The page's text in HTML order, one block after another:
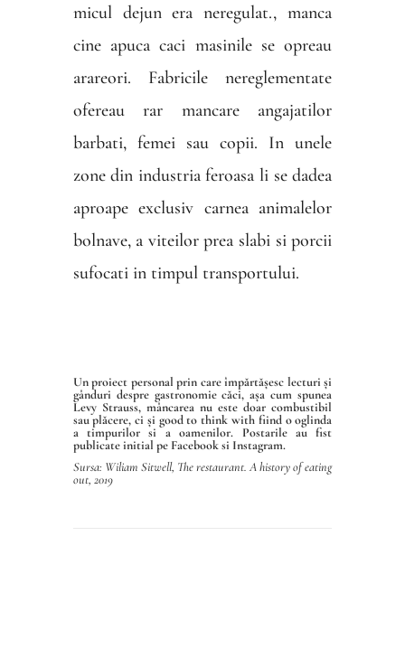
micul dejun era neregulat., manca
cine apuca caci masinile se opreau
arareori. Fabricile nereglementate
ofereau rar mancare angajatilor
barbati, femei sau copii. In unele
zone din industria feroasa li se dadea
aproape exclusiv carnea animalelor
bolnave, a viteilor prea slabi si porcii
sufocati in timpul transportului.
Un proiect personal prin care împărtășesc lecturi și
gânduri despre gastronomie căci, așa cum spunea
Levy Strauss, mâncarea nu este doar combustibil
sau plăcere, ci și good to think with fiind o oglinda
a timpurilor si a oamenilor. Postarile au fist
publicate initial pe Facebook si Instagram.
Sursa: Wiliam Sitwell, The restaurant. A history of eating
out, 2019